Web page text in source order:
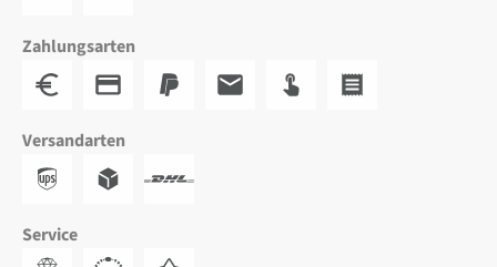
Zahlungsarten
Versandarten
Service